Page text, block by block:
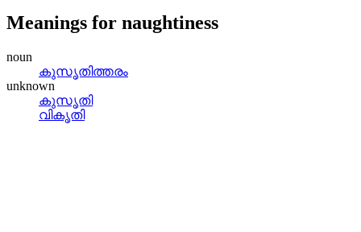
Meanings for naughtiness
noun
കുസൃതിത്തരം
unknown
കുസൃതി
വികൃതി